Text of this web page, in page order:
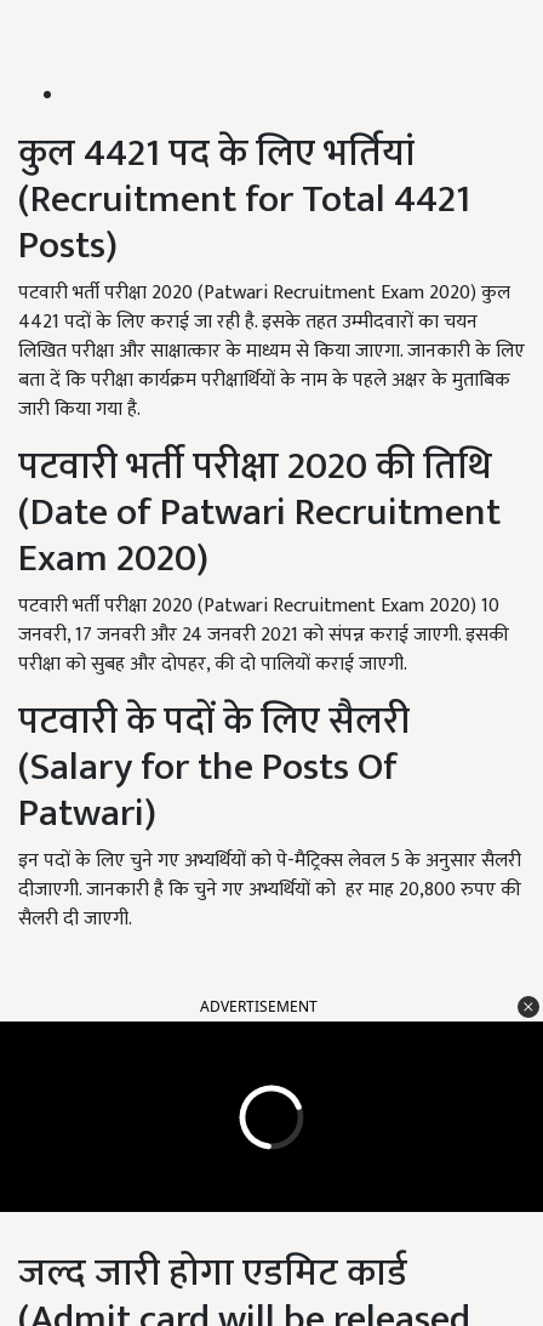
कुल 4421 पद के लिए भर्तियां
(Recruitment for Total 4421
Posts)
पटवारी भर्ती परीक्षा 2020 (Patwari Recruitment Exam 2020) कुल
4421 पदों के लिए कराई जा रही है. इसके तहत उम्मीदवारों का चयन
लिखित परीक्षा और साक्षात्कार के माध्यम से किया जाएगा. जानकारी के लिए
बता दें कि परीक्षा कार्यक्रम परीक्षार्थियों के नाम के पहले अक्षर के मुताबिक
जारी किया गया है.
पटवारी भर्ती परीक्षा 2020 की तिथि
(Date of Patwari Recruitment
Exam 2020)
पटवारी भर्ती परीक्षा 2020 (Patwari Recruitment Exam 2020) 10
जनवरी, 17 जनवरी और 24 जनवरी 2021 को संपन्न कराई जाएगी. इसकी
परीक्षा को सुबह और दोपहर, की दो पालियों कराई जाएगी.
पटवारी के पदों के लिए सैलरी
(Salary for the Posts Of
Patwari)
इन पदों के लिए चुने गए अभ्यर्थियों को पे-मैट्रिक्स लेवल 5 के अनुसार सैलरी
दीजाएगी. जानकारी है कि चुने गए अभ्यर्थियों को हर माह 20,800 रुपए की
सैलरी दी जाएगी.
ADVERTISEMENT
जल्द जारी होगा एडमिट कार्ड